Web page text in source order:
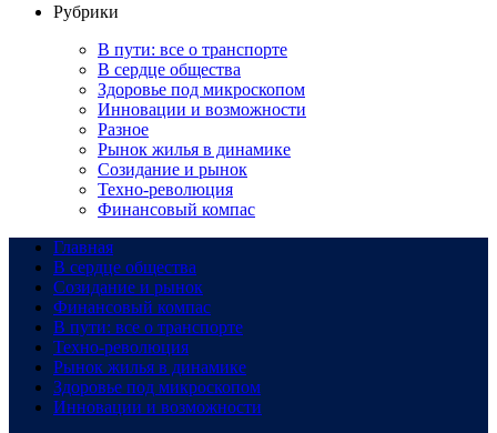
Рубрики
В пути: все о транспорте
В сердце общества
Здоровье под микроскопом
Инновации и возможности
Разное
Рынок жилья в динамике
Созидание и рынок
Техно-революция
Финансовый компас
Главная
В сердце общества
Созидание и рынок
Финансовый компас
В пути: все о транспорте
Техно-революция
Рынок жилья в динамике
Здоровье под микроскопом
Инновации и возможности